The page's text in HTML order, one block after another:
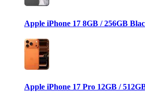
Apple iPhone 17 8GB / 256GB
Apple iPhone 17 Pro 12GB /